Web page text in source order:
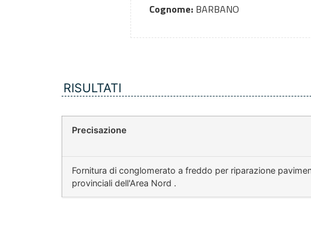
Cognome: BARBANO
RISULTATI
Precisazione
Fornitura di conglomerato a freddo per riparazione
provinciali dell'Area Nord .